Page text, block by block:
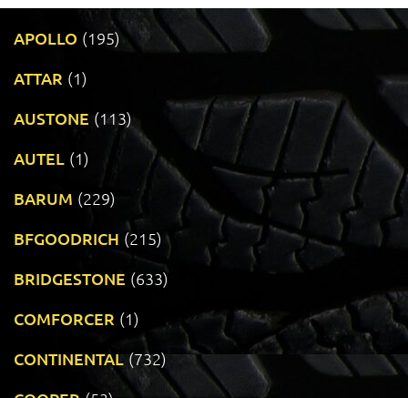
APOLLO (195)
ATTAR (1)
AUSTONE (113)
AUTEL (1)
BARUM (229)
BFGOODRICH (215)
BRIDGESTONE (633)
COMFORCER (1)
CONTINENTAL (732)